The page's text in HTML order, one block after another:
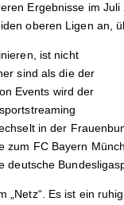
Ergebnisse im
oberen Ligen an,
ist nicht
sind alsdie der
Events wird der
streaming
in der
zum FC Bayern
deutsche
Es ist ein